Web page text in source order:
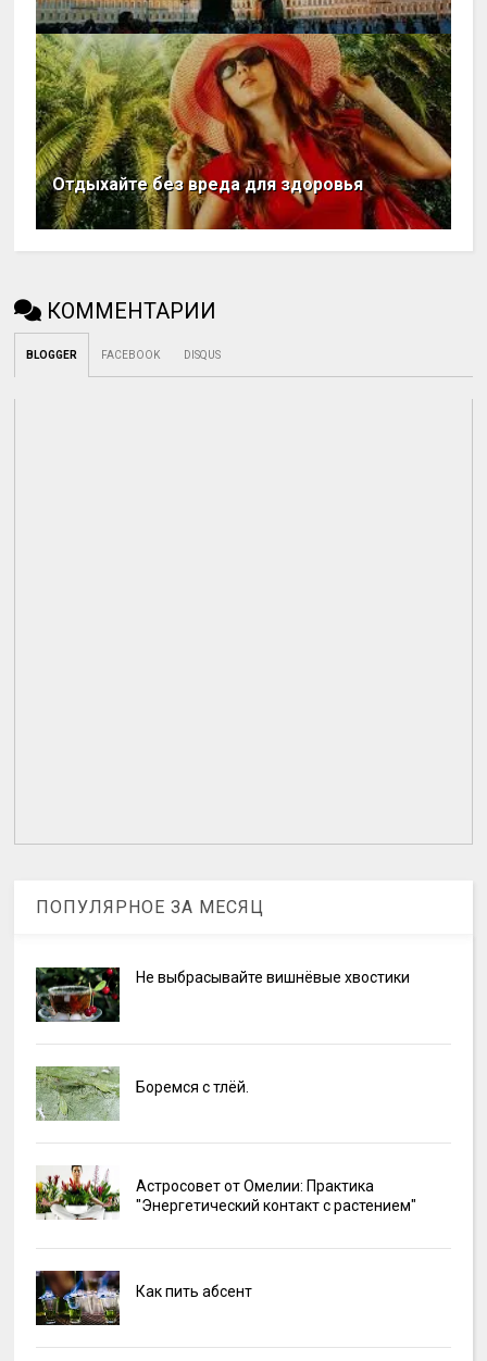
Отдыхайте без вреда для здоровья
КОММЕНТАРИИ
BLOGGER FACEBOOK DISQUS
ПОПУЛЯРНОЕ ЗА МЕСЯЦ
Не выбрасывайте вишнёвые хвостики
Боремся с тлёй.
Астросовет от Омелии: Практика
"Энергетический контакт с растением"
Как пить абсент